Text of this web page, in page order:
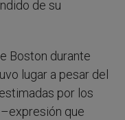
de su
Boston durante
lugar a pesar del
por los
que